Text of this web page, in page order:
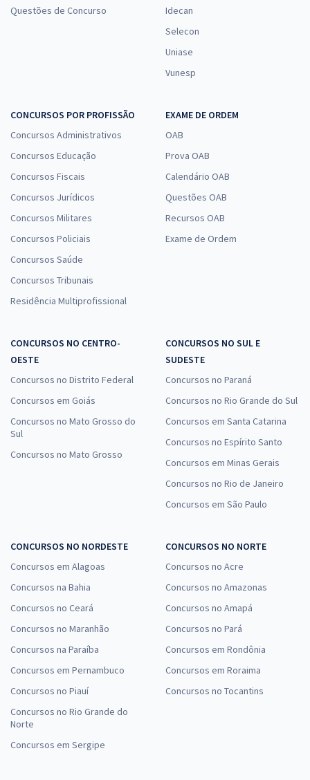
Questões de Concurso
Idecan
Selecon
Uniase
Vunesp
CONCURSOS POR PROFISSÃO
Concursos Administrativos
Concursos Educação
Concursos Fiscais
Concursos Jurídicos
Concursos Militares
Concursos Policiais
Concursos Saúde
Concursos Tribunais
Residência Multiprofissional
EXAME DE ORDEM
OAB
Prova OAB
Calendário OAB
Questões OAB
Recursos OAB
Exame de Ordem
CONCURSOS NO CENTRO-
OESTE
Concursos no Distrito Federal
Concursos em Goiás
Concursos no Mato Grosso do
Sul
Concursos no Mato Grosso
CONCURSOS NO SUL E
SUDESTE
Concursos no Paraná
Concursos no Rio Grande do Sul
Concursos em Santa Catarina
Concursos no Espírito Santo
Concursos em Minas Gerais
Concursos no Rio de Janeiro
Concursos em São Paulo
CONCURSOS NO NORDESTE
Concursos em Alagoas
Concursos na Bahia
Concursos no Ceará
Concursos no Maranhão
Concursos na Paraíba
Concursos em Pernambuco
Concursos no Piauí
Concursos no Rio Grande do
Norte
Concursos em Sergipe
CONCURSOS NO NORTE
Concursos no Acre
Concursos no Amazonas
Concursos no Amapá
Concursos no Pará
Concursos em Rondônia
Concursos em Roraima
Concursos no Tocantins